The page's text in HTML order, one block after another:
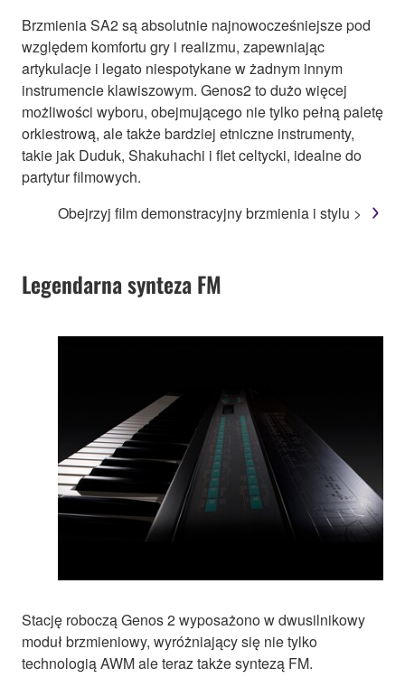
Brzmienia SA2 są absolutnie najnowocześniejsze pod
względem komfortu gry i realizmu, zapewniając
artykulacje i legato niespotykane w żadnym innym
instrumencie klawiszowym. Genos2 to dużo więcej
możliwości wyboru, obejmującego nie tylko pełną paletę
orkiestrową, ale także bardziej etniczne instrumenty,
takie jak Duduk, Shakuhachi i flet celtycki, idealne do
partytur filmowych.
Obejrzyj film demonstracyjny brzmienia i stylu >
Legendarna synteza FM
Stację roboczą Genos 2 wyposażono w dwusilnikowy
moduł brzmieniowy, wyróżniający się nie tylko
technologią AWM ale teraz także syntezą FM.